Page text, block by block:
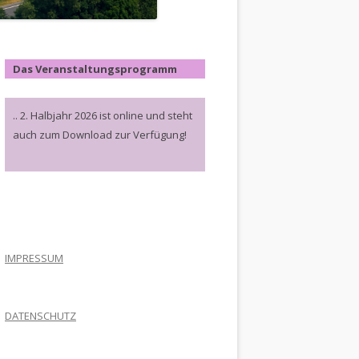
Das Veranstaltungsprogramm
.. 2. Halbjahr 2026 ist online und steht
auch zum Download zur Verfügung!
IMPRESSUM
DATENSCHUTZ